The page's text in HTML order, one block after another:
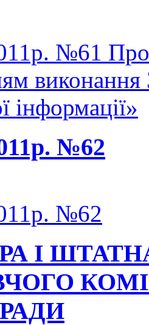
№61 Про
інформації»
№62
№62
І